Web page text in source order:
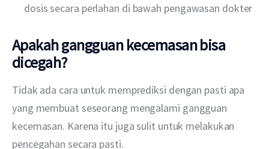
dosis secara perlahan di bawah pengawasan dokter
Apakah gangguan kecemasan bisa
dicegah?
Tidak ada cara untuk memprediksi dengan pasti apa
yang membuat seseorang mengalami gangguan
kecemasan. Karena itu juga sulit untuk melakukan
pencegahan secara pasti.